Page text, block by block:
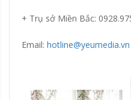
+ Trụ sở Miền Bắc:
Email: hotline@yeumedia.vn